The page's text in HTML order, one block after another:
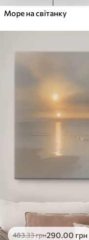
Море на світанку
483.33грн290.00 грн